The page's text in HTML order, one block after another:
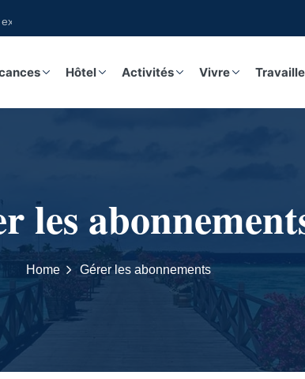
sur notre boutique
Hôtel Activités Vivre
les
Home Gérer les abonnements